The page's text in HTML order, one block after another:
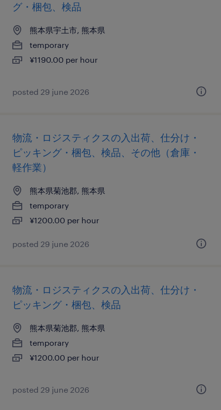
グ・梱包、検品
熊本県宇土市, 熊本県
temporary
¥1190.00 per hour
posted 29 june 2026
物流・ロジスティクスの入出荷、仕分け・
ピッキング・梱包、検品、その他（倉庫・
軽作業）
熊本県菊池郡, 熊本県
temporary
¥1200.00 per hour
posted 29 june 2026
物流・ロジスティクスの入出荷、仕分け・
ピッキング・梱包、検品
熊本県菊池郡, 熊本県
temporary
¥1200.00 per hour
posted 29 june 2026